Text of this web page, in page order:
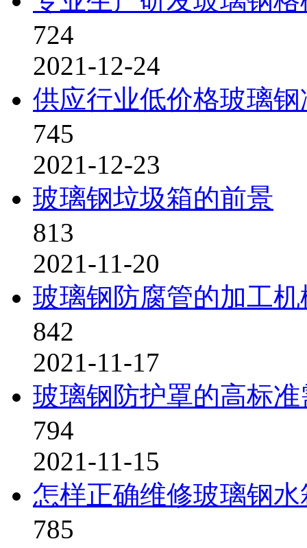
724
2021-12-24
供应行业低价格玻璃
745
2021-12-23
玻璃钢垃圾箱的前景
813
2021-11-20
玻璃钢防腐管的加工机
842
2021-11-17
玻璃钢防护罩的高标准
794
2021-11-15
怎样正确维修玻璃钢水
785